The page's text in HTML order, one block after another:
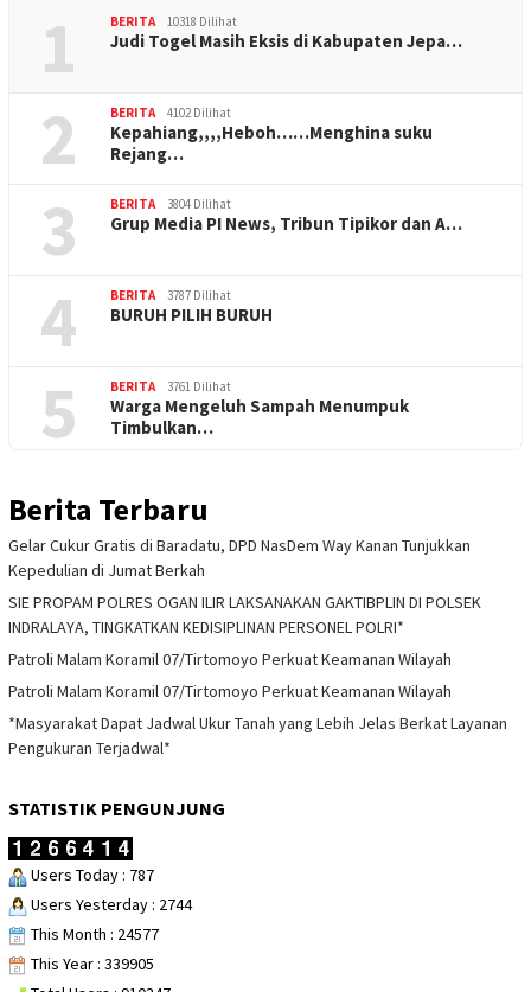
1 BERITA 10318 Dilihat
Judi Togel Masih Eksis di Kabupaten Jepa…
2 BERITA 4102 Dilihat
Kepahiang,,,,Heboh……Menghina suku
Rejang…
3 BERITA 3804 Dilihat
Grup Media PI News, Tribun Tipikor dan A…
4 BERITA 3787 Dilihat
BURUH PILIH BURUH
5 BERITA 3761 Dilihat
Warga Mengeluh Sampah Menumpuk
Timbulkan…
Berita Terbaru
Gelar Cukur Gratis di Baradatu, DPD NasDem Way Kanan Tunjukkan
Kepedulian di Jumat Berkah
SIE PROPAM POLRES OGAN ILIR LAKSANAKAN GAKTIBPLIN DI POLSEK
INDRALAYA, TINGKATKAN KEDISIPLINAN PERSONEL POLRI*
Patroli Malam Koramil 07/Tirtomoyo Perkuat Keamanan Wilayah
Patroli Malam Koramil 07/Tirtomoyo Perkuat Keamanan Wilayah
*Masyarakat Dapat Jadwal Ukur Tanah yang Lebih Jelas Berkat Layanan
Pengukuran Terjadwal*
STATISTIK PENGUNJUNG
Users Today : 787
Users Yesterday : 2744
This Month : 24577
This Year : 339905